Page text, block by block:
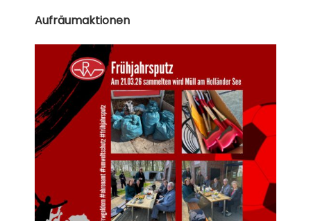
Aufräumaktionen